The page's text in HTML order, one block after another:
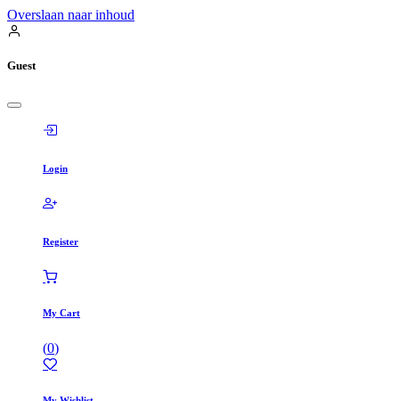
Overslaan naar inhoud
Guest
Login
Register
My Cart
(0)